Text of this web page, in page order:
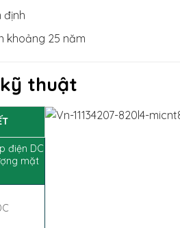
định
khoảng 25 năm
thuật
điện DC
mặt